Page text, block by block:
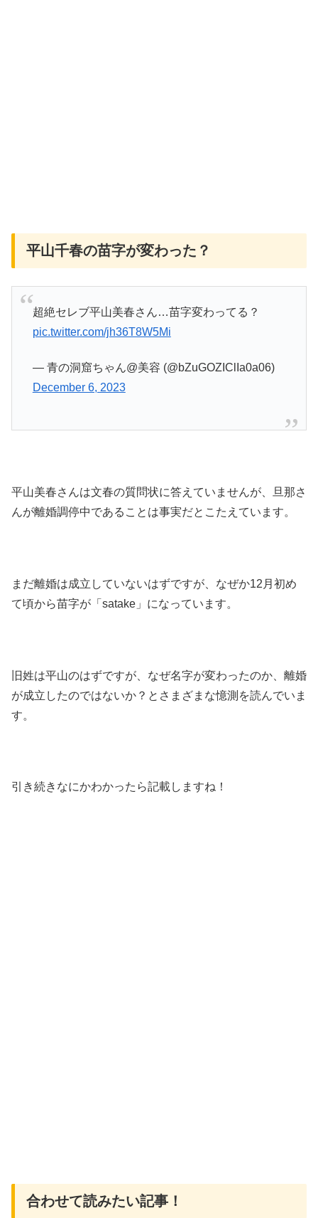
平山千春の苗字が変わった？
超絶セレブ平山美春さん…苗字変わってる？
pic.twitter.com/jh36T8W5Mi
— 青の洞窟ちゃん@美容 (@bZuGOZIClIa0a06)
December 6, 2023
平山美春さんは文春の質問状に答えていませんが、旦那さ
んが離婚調停中であることは事実だとこたえています。
まだ離婚は成立していないはずですが、なぜか12月初め
て頃から苗字が「satake」になっています。
旧姓は平山のはずですが、なぜ名字が変わったのか、離婚
が成立したのではないか？とさまざまな憶測を読んでいま
す。
引き続きなにかわかったら記載しますね！
合わせて読みたい記事！